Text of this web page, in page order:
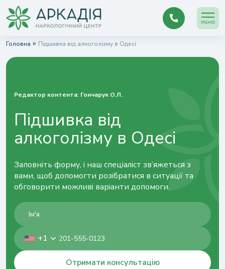
МЕНЮ
Головна » Підшивка від алкоголізму в Одесі
Редактор контента: Гончарук О.Л.
Підшивка від
алкоголізму в Одесі
Заповніть форму, і наш спеціаліст зв’яжеться з
вами, щоб допомогти розібратися в ситуації та
обговорити можливі варіанти допомоги.
+1
Отримати консультацію